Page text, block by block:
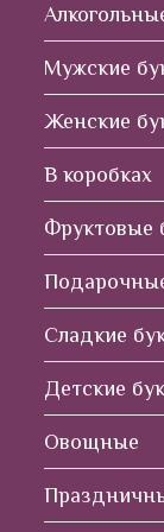
Мужские
Женские
В коробках
Фруктовые
Сладкие
Детские
Овощные